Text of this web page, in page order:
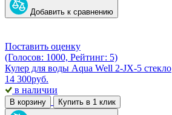
Добавить к сравнению
Поставить оценку
(Голосов: 1000, Рейтинг: 5)
Кулер для воды Aqua Well 2-JX-5 стекло
14 300руб.
в наличии
В корзину Купить в 1 клик